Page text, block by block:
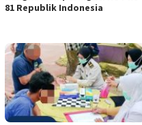
81 Republik Indonesia